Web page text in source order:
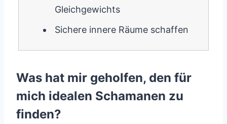
Gleichgewichts
Sichere innere Räume schaffen
Was hat mir geholfen, den für
mich idealen Schamanen zu
finden?